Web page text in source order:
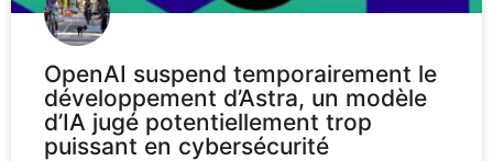
OpenAI suspend temporairement le
développement d’Astra, un modèle
d’IA jugé potentiellement trop
puissant en cybersécurité